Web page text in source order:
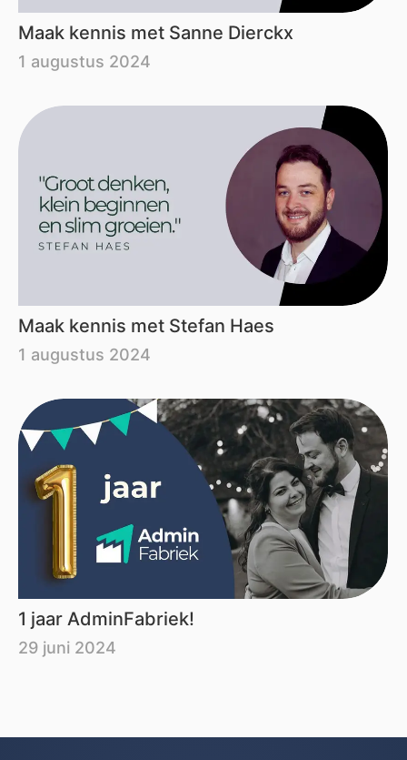
Maak kennis met Sanne Dierckx
1 augustus 2024
Maak kennis met Stefan Haes
1 augustus 2024
1 jaar AdminFabriek!
29 juni 2024